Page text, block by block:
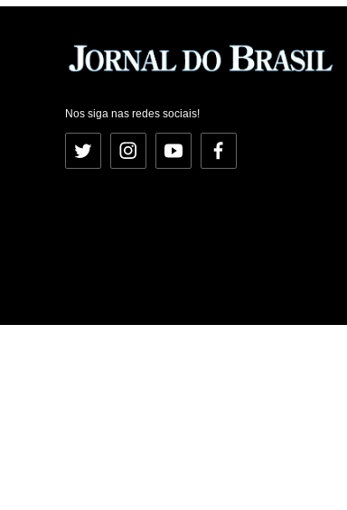
Nos siga nas redes sociais!
Twitter InstagramYouTubeFacebook